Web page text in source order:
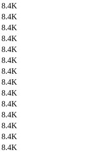
8.4K
8.4K
8.4K
8.4K
8.4K
8.4K
8.4K
8.4K
8.4K
8.4K
8.4K
8.4K
8.4K
8.4K